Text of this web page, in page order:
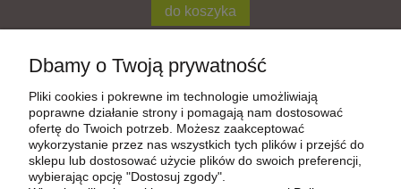
do koszyka
Aktywuj Płatności Shoper
Pomoc
Dbamy o Twoją prywatność
Pliki cookies i pokrewne im technologie umożliwiają
poprawne działanie strony i pomagają nam dostosować
ofertę do Twoich potrzeb. Możesz zaakceptować
wykorzystanie przez nas wszystkich tych plików i przejść do
sklepu lub dostosować użycie plików do swoich preferencji,
wybierając opcję "Dostosuj zgody".